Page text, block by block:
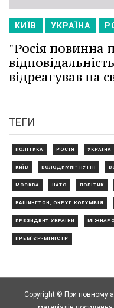
КИЇВ УКРАЇНА
"Росія повинна
відреагував на
ТЕГИ
ПОЛІТИКА РОСІЯ УКРАЇНА
КИЇВ ВОЛОДИМИР ПУТІН
МОСКВА НАТО ПОЛІТИК
ВАШИНГТОН, ОКРУГ КОЛУМБІЯ
ПРЕЗИДЕНТ УКРАЇНИ
ПРЕМ'ЄР-МІНІСТР
Copyright © При повному